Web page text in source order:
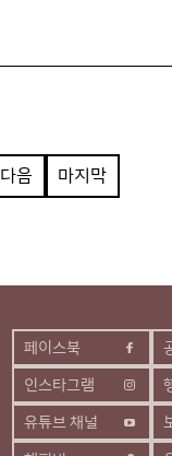
다음 마지막
페이스북
인스타그램
유튜브 채널